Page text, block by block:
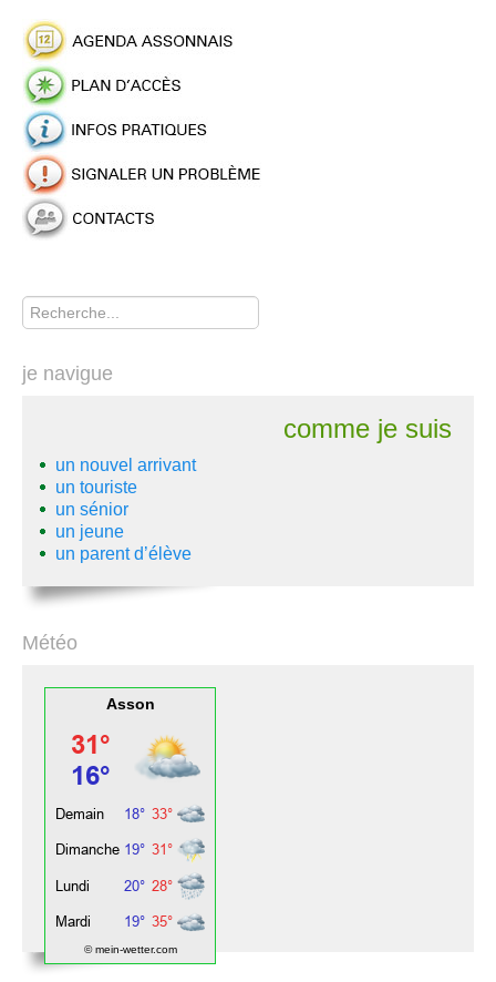
Rechercher
je navigue
comme je suis
un nouvel arrivant
un touriste
un sénior
un jeune
un parent d’élève
Météo
Asson
© mein-wetter.com